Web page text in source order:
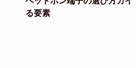
る要素